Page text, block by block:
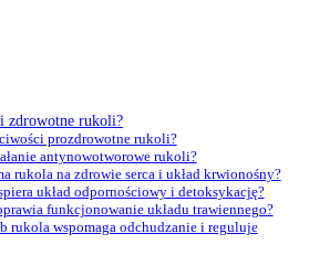
zdrowotne rukoli?
prozdrowotne rukoli?
antynowotworowe rukoli?
rukola na zdrowie serca i układ krwionośny?
układ odpornościowy i detoksykację?
funkcjonowanie układu trawiennego?
rukola wspomaga odchudzanie i reguluje